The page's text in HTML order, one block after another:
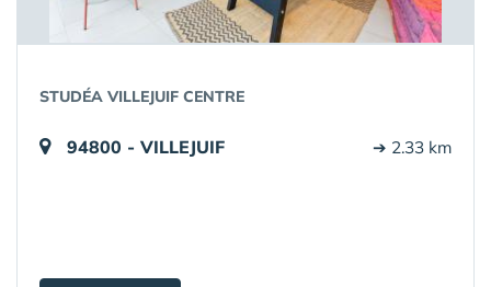
STUDÉA VILLEJUIF CENTRE
94800 - VILLEJUIF ➔ 2.33 km